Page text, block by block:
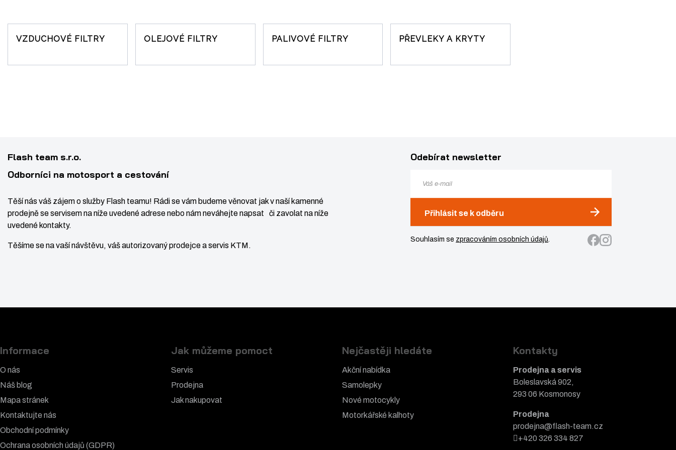
r
VZDUCHOVÉ FILTRY OLEJOVÉ FILTRY PALIVOVÉ FILTRY PŘEVLEKY A KRYTY
Flash team s.r.o.
Odborníci na motosport a cestování
Těší nás váš zájem o služby Flash teamu! Rádi se vám budeme věnovat jak v naší kamenné
prodejně se servisem na níže uvedené adrese nebo nám neváhejte napsat či zavolat na níže
uvedené kontakty.
Těšíme se na vaší návštěvu, váš autorizovaný prodejce a servis KTM.
Odebírat newsletter
Přihlásit se k odběru
Souhlasím se zpracováním osobních údajů.
Informace
O nás
Náš blog
Mapa stránek
Kontaktujte nás
Obchodní podmínky
Ochrana osobních údajů (GDPR)
Jak můžeme pomoct
Servis
Prodejna
Jak nakupovat
Nejčastěji hledáte
Akční nabídka
Samolepky
Nové motocykly
Motorkářské kalhoty
Kontakty
Prodejna a servis
Boleslavská 902,
293 06 Kosmonosy
Prodejna
prodejna@flash-team.cz
+420 326 334 827